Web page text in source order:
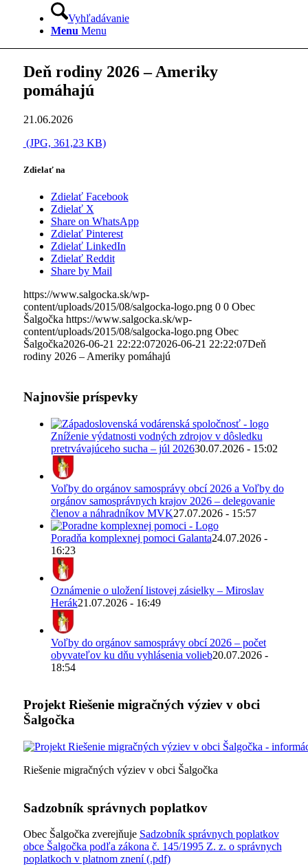
Vyhľadávanie
Menu Menu
Deň rodiny 2026 – Ameriky
pomáhajú
21.06.2026
(JPG, 361,23 KB)
Zdielať na
Zdielať Facebook
Zdielať X
Share on WhatsApp
Zdielať Pinterest
Zdielať LinkedIn
Zdielať Reddit
Share by Mail
https://www.salgocka.sk/wp-
content/uploads/2015/08/salgocka-logo.png 0 0 Obec
Šalgočka https://www.salgocka.sk/wp-
content/uploads/2015/08/salgocka-logo.png Obec
Šalgočka2026-06-21 22:22:072026-06-21 22:22:07Deň
rodiny 2026 – Ameriky pomáhajú
Najnovšie príspevky
Zníženie výdatnosti vodných zdrojov v dôsledku
pretrvávajúceho sucha – júl 202630.07.2026 - 15:02
Voľby do orgánov samosprávy obcí 2026 a Voľby do
orgánov samosprávnych krajov 2026 – delegovanie
členov a náhradníkov MVK27.07.2026 - 15:57
Poradňa komplexnej pomoci Galanta24.07.2026 -
16:23
Oznámenie o uložení listovej zásielky – Miroslav
Herák21.07.2026 - 16:49
Voľby do orgánov samosprávy obcí 2026 – počet
obyvateľov ku dňu vyhlásenia volieb20.07.2026 -
18:54
Projekt Riešenie migračných výziev v obci
Šalgočka
Riešenie migračných výziev v obci Šalgočka
Sadzobník správnych poplatkov
Obec Šalgočka zverejňuje Sadzobník správnych poplatkov
obce Šalgočka podľa zákona č. 145/1995 Z. z. o správnych
poplatkoch v platnom znení (.pdf)